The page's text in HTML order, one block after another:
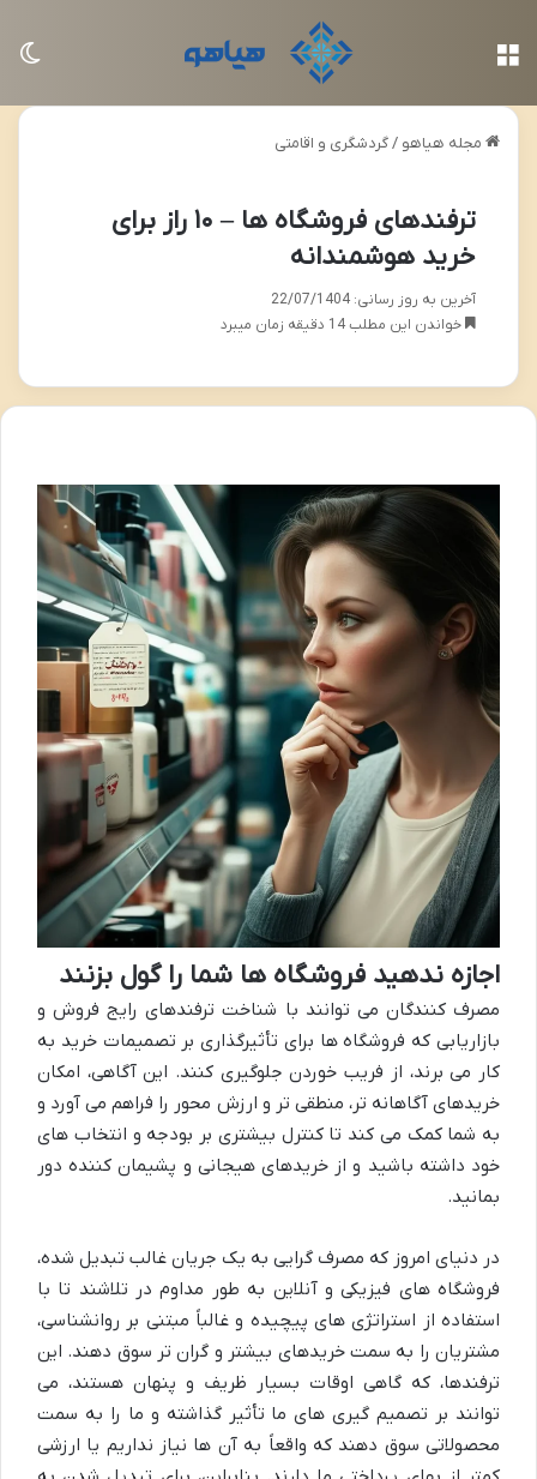
مجله هیاهو /گردشگری و اقامتی
ترفندهای فروشگاه ها – ۱۰ راز برای
خرید هوشمندانه
آخرین به روز رسانی: 22/07/1404
خواندن این مطلب 14 دقیقه زمان میبرد
اجازه ندهید فروشگاه ها شما را گول بزنند
مصرف کنندگان می توانند با شناخت ترفندهای رایج فروش و
بازاریابی که فروشگاه ها برای تأثیرگذاری بر تصمیمات خرید به
کار می برند، از فریب خوردن جلوگیری کنند. این آگاهی، امکان
خریدهای آگاهانه تر، منطقی تر و ارزش محور را فراهم می آورد و
به شما کمک می کند تا کنترل بیشتری بر بودجه و انتخاب های
خود داشته باشید و از خریدهای هیجانی و پشیمان کننده دور
بمانید.
در دنیای امروز که مصرف گرایی به یک جریان غالب تبدیل شده،
فروشگاه های فیزیکی و آنلاین به طور مداوم در تلاشند تا با
استفاده از استراتژی های پیچیده و غالباً مبتنی بر روانشناسی،
مشتریان را به سمت خریدهای بیشتر و گران تر سوق دهند. این
ترفندها، که گاهی اوقات بسیار ظریف و پنهان هستند، می
توانند بر تصمیم گیری های ما تأثیر گذاشته و ما را به سمت
محصولاتی سوق دهند که واقعاً به آن ها نیاز نداریم یا ارزشی